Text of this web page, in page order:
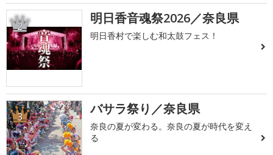
2 明日香音魂祭2026／奈良県
明日香村で楽しむ和太鼓フェス！
3 バサラ祭り／奈良県
奈良の夏が変わる。奈良の夏が時代を変え
る